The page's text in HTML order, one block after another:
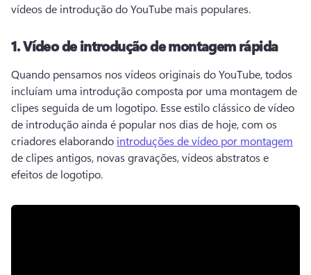
vídeos de introdução do YouTube mais populares.
1.Vídeo de introdução de montagem rápida
Quando pensamos nos vídeos originais do YouTube, todos
incluíam uma introdução composta por uma montagem de
clipes seguida de um logotipo. Esse estilo clássico de vídeo
de introdução ainda é popular nos dias de hoje, com os
criadores elaborando introduções de vídeo por montagem
de clipes antigos, novas gravações, vídeos abstratos e
efeitos de logotipo.